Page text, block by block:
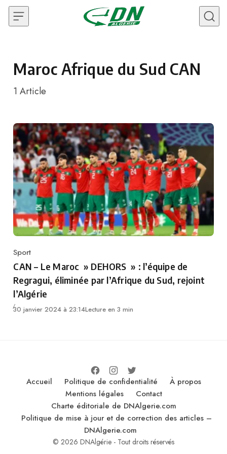
Skip to content
Maroc Afrique du Sud CAN
1 Article
Category
Sport
CAN – Le Maroc » DEHORS » : l’équipe de
Regragui, éliminée par l’Afrique du Sud, rejoint
l’Algérie
30 janvier 2024 à 23:14Lecture en 3 min
Accueil Politique de confidentialité
À propos
Mentions légales
Contact
Charte éditoriale de DNAlgerie.com
Politique de mise à jour et de correction des articles –
DNAlgerie.com
© 2026 DNAlgérie - Tout droits réservés